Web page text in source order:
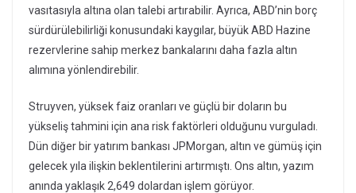
vasıtasıyla altına olan talebi artırabilir. Ayrıca, ABD’nin borç
sürdürülebilirliği konusundaki kaygılar, büyük ABD Hazine
rezervlerine sahip merkez bankalarını daha fazla altın
alımına yönlendirebilir.
Struyven, yüksek faiz oranları ve güçlü bir doların bu
yükseliş tahmini için ana risk faktörleri olduğunu vurguladı.
Dün diğer bir yatırım bankası JPMorgan, altın ve gümüş için
gelecek yıla ilişkin beklentilerini artırmıştı. Ons altın, yazım
anında yaklaşık 2,649 dolardan işlem görüyor.